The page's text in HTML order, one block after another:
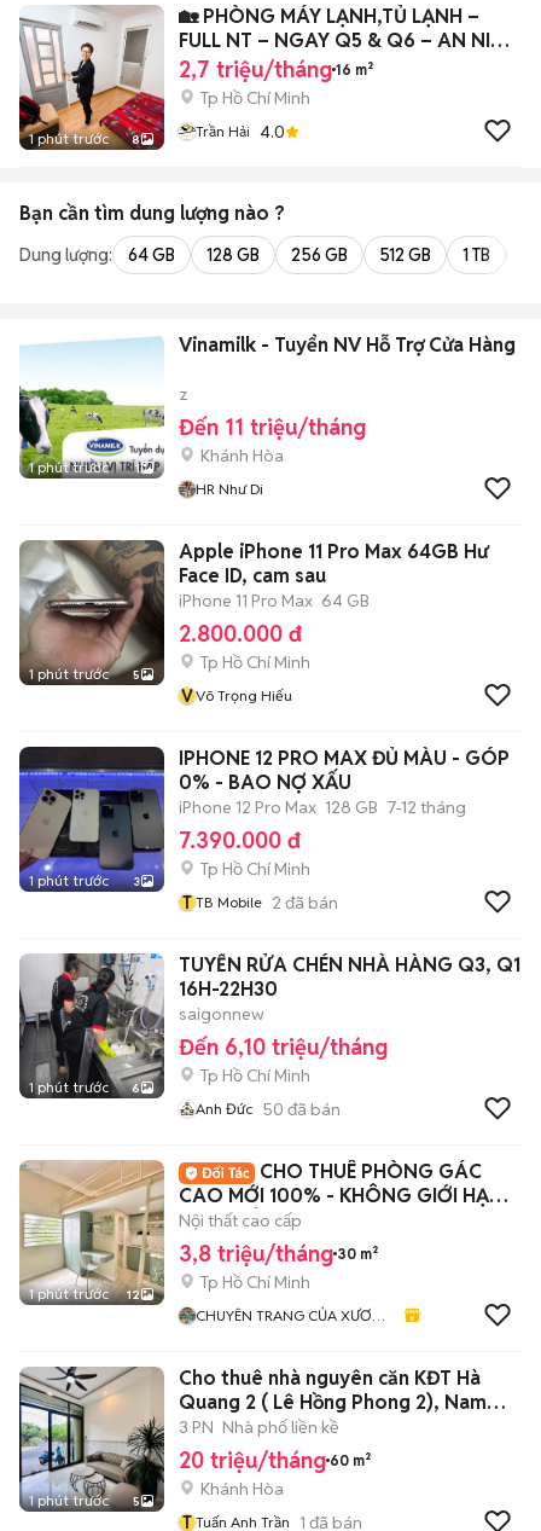
1 phút trước 8
🏡 PHÒNG MÁY LẠNH,TỦ LẠNH –
FULL NT – NGAY Q5 & Q6 – AN NINH
24/7
2,7 triệu/tháng 16 m²
Tp Hồ Chí Minh
Trần Hải 4.0
Bạn cần tìm dung lượng nào ?
Dung lượng: 64 GB 128 GB 256 GB 512 GB 1 TB
1 phút trước 1
Vinamilk - Tuyển NV Hỗ Trợ Cửa Hàng
z
Đến 11 triệu/tháng
Khánh Hòa
HR Như Di
1 phút trước 5
Apple iPhone 11 Pro Max 64GB Hư
Face ID, cam sau
iPhone 11 Pro Max 64 GB
2.800.000 đ
Tp Hồ Chí Minh
VVõ Trọng Hiếu
1 phút trước 3
IPHONE 12 PRO MAX ĐỦ MÀU - GÓP
0% - BAO NỢ XẤU
iPhone 12 Pro Max 128 GB 7-12 tháng
7.390.000 đ
Tp Hồ Chí Minh
T TB Mobile 2 đã bán
1 phút trước 6
TUYỂN RỬA CHÉN NHÀ HÀNG Q3, Q1
16H-22H30
saigonnew
Đến 6,10 triệu/tháng
Tp Hồ Chí Minh
Anh Đức 50 đã bán
1 phút trước 12
CHO THUÊ PHÒNG GÁC
CAO MỚI 100% - KHÔNG GIỚI HẠN
NGƯỜI Ở NGAY B.THANH
Nội thất cao cấp
3,8 triệu/tháng 30 m²
Tp Hồ Chí Minh
CHUYÊN TRANG CỦA XƯƠNG
1 phút trước 5
Cho thuê nhà nguyên căn KĐT Hà
Quang 2 ( Lê Hồng Phong 2), Nam
Nha T
3 PN Nhà phố liền kề
20 triệu/tháng 60 m²
Khánh Hòa
T Tuấn Anh Trần 1 đã bán